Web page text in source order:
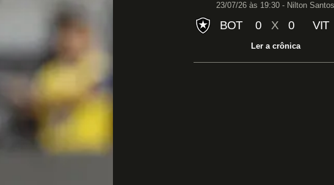
23/07/26 às 19:30 - Nilton Santos
BOT 0 X 0 VIT
Ler a crônica